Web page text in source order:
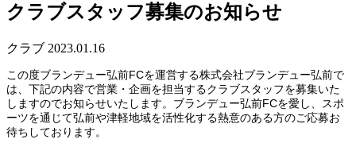
クラブスタッフ募集のお知らせ
クラブ 2023.01.16
この度ブランデュー弘前FCを運営する株式会社ブランデュー弘前で
は、下記の内容で営業・企画を担当するクラブスタッフを募集いた
しますのでお知らせいたします。ブランデュー弘前FCを愛し、スポ
ーツを通じて弘前や津軽地域を活性化する熱意のある方のご応募お
待ちしております。